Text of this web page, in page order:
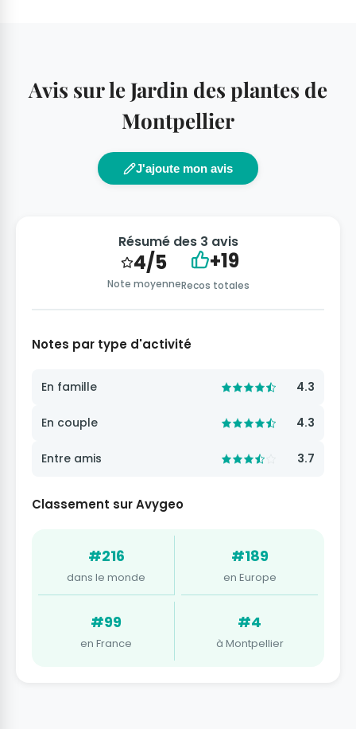
Avis sur le Jardin des plantes de
Montpellier
J'ajoute mon avis
Résumé des 3 avis
4/5
Note moyenne
+19
Recos totales
Notes par type d'activité
En famille 4.3
En couple 4.3
Entre amis 3.7
Classement sur Avygeo
#216
dans le monde
#189
en Europe
#99
en France
#4
à Montpellier